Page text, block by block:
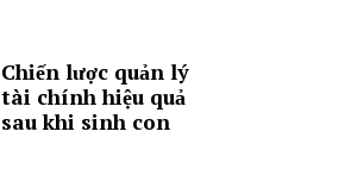
Chiến lược quản lý
tài chính hiệu quả
sau khi sinh con